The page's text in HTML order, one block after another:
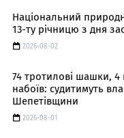
Національний
13-ту річницю з дня
2026-08-02
74 тротилові шашки, 4
набоїв: судитимуть
Шепетівщини
2026-08-01